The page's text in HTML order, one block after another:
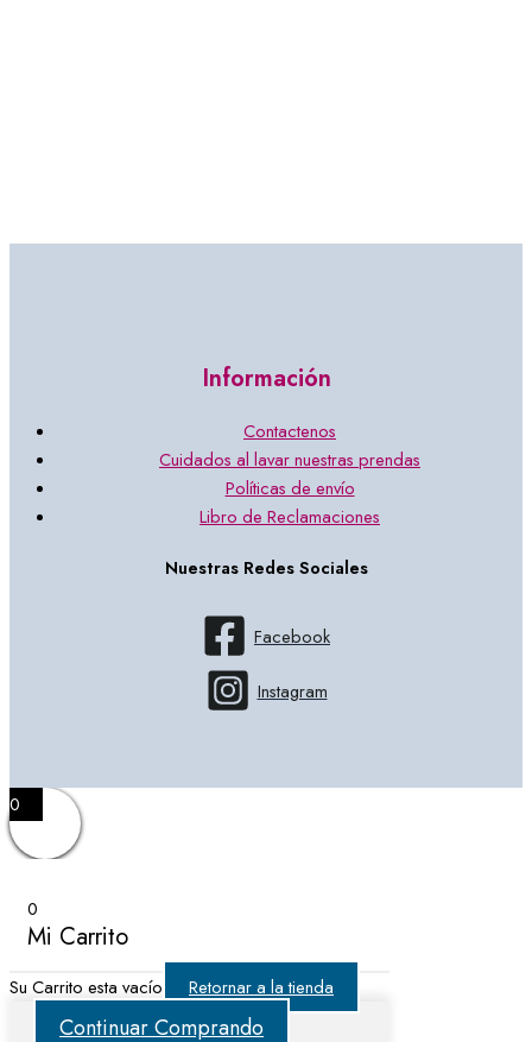
Información
Contactenos
Cuidados al lavar nuestras prendas
Políticas de envío
Libro de Reclamaciones
Nuestras Redes Sociales
Facebook
Instagram
0
0
Mi Carrito
Su Carrito esta vacío Retornar a la tienda
Continuar Comprando